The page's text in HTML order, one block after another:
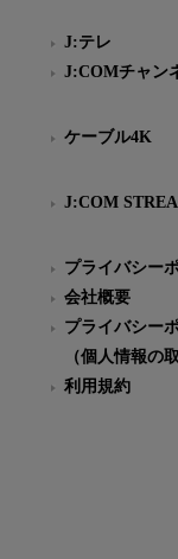
J:テレ
J:COMチャン
ケーブル4K
J:COM
プライバシー
会社概要
プライバシー
（個人情報の
利用規約